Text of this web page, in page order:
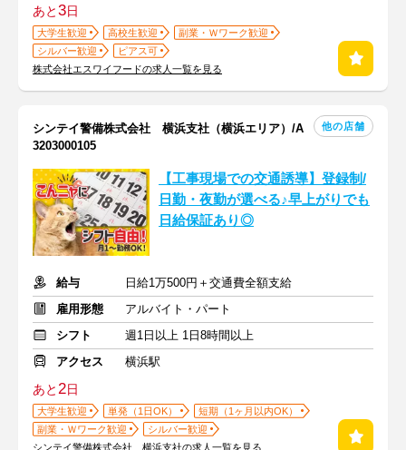
あと3日
大学生歓迎 高校生歓迎
副業・Ｗワーク歓迎
シルバー歓迎
ピアス可
株式会社エスワイフードの求人一覧を見る
シンテイ警備株式会社 横浜支社（横浜エリア）/A
3203000105
他の店舗
【工事現場での交通誘導】登録制/
日勤・夜勤が選べる♪早上がりでも
日給保証あり◎
給与
日給1万500円＋交通費全額支給
雇用形態
アルバイト・パート
シフト
週1日以上 1日8時間以上
アクセス
横浜駅
あと 2日
大学生歓迎 単発（1日OK）
短期（1ヶ月以内OK）
副業・Ｗワーク歓迎
シルバー歓迎
シンテイ警備株式会社 横浜支社の求人一覧を見る